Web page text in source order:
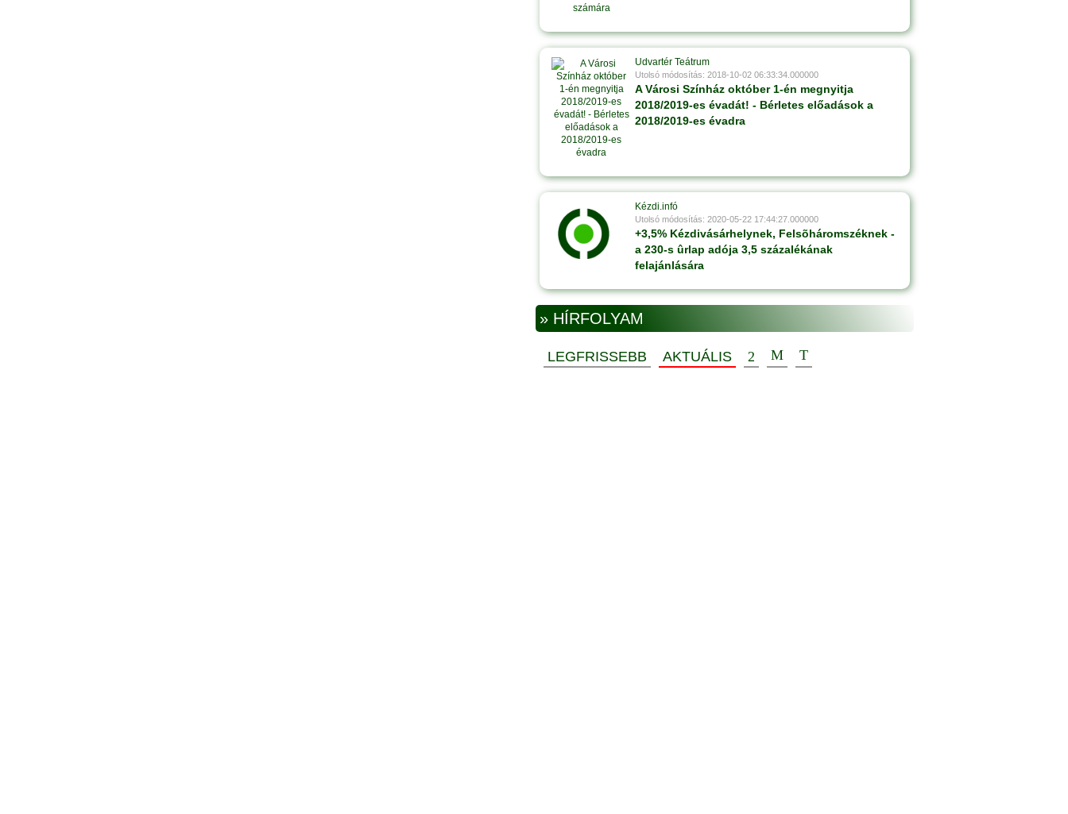
Udvartér Teátrum
Utolsó módosítás: 2018-10-02 06:33:34.000000
A Városi Színház október 1-én megnyitja
2018/2019-es évadát! - Bérletes előadások a
2018/2019-es évadra
Kézdi.infó
Utolsó módosítás: 2020-05-22 17:44:27.000000
+3,5% Kézdivásárhelynek, Felsõháromszéknek -
a 230-s ûrlap adója 3,5 százalékának
felajánlására
» HÍRFOLYAM
LEGFRISSEBB AKTUÁLIS